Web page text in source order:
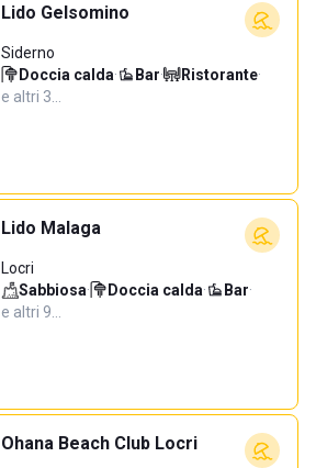
Lido Gelsomino
Siderno
Doccia calda· Bar· Ristorante·
e altri 3…
Lido Malaga
Locri
Sabbiosa· Doccia calda· Bar·
e altri 9…
Ohana Beach Club Locri